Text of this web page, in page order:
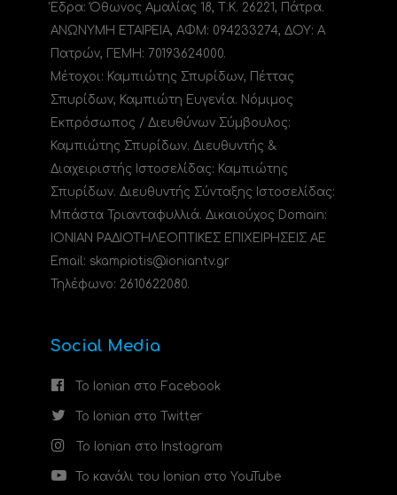
Έδρα: Όθωνος Αμαλίας 18, Τ.Κ. 26221, Πάτρα.
ΑΝΩΝΥΜΗ ΕΤΑΙΡΕΙΑ, ΑΦΜ: 094233274, ΔΟΥ: A
Πατρών, ΓΕΜΗ: 70193624000.
Μέτοχοι: Καμπιώτης Σπυρίδων, Πέττας
Σπυρίδων, Καμπιώτη Ευγενία. Νόμιμος
Εκπρόσωπος / Διευθύνων Σύμβουλος:
Καμπιώτης Σπυρίδων. Διευθυντής &
Διαχειριστής Ιστοσελίδας: Καμπιώτης
Σπυρίδων. Διευθυντής Σύνταξης Ιστοσελίδας:
Μπάστα Τριανταφυλλιά. Δικαιούχος Domain:
ΙΟΝΙΑΝ ΡΑΔΙΟΤΗΛΕΟΠΤΙΚΕΣ ΕΠΙΧΕΙΡΗΣΕΙΣ ΑΕ
Email: skampiotis@ioniantv.gr
Τηλέφωνο: 2610622080.
Social Media
Το Ionian στο Facebook
Το Ionian στο Twitter
Το Ionian στο Instagram
Το κανάλι του Ionian στο YouTube